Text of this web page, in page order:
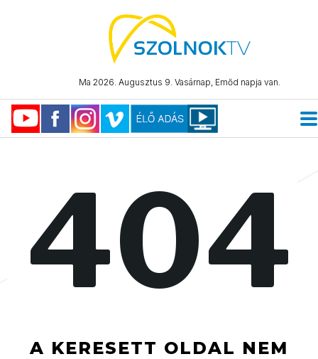
Ma 2026. Augusztus 9. Vasárnap, Emőd napja van.
404
A KERESETT OLDAL NEM